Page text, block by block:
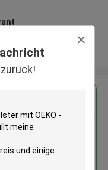
an
Preis für
mit OEKO -
100 Zertifikat